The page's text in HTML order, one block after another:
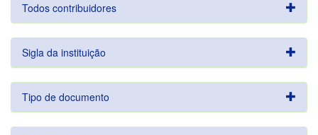
Todos contribuidores
Sigla da instituição
Tipo de documento